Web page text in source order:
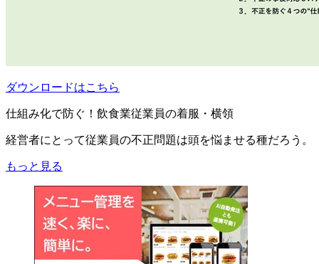
ダウンロードはこちら
仕組み化で防ぐ！飲食業従業員の着服・横領
経営者にとって従業員の不正問題は頭を悩ませる種だろう。
もっと見る